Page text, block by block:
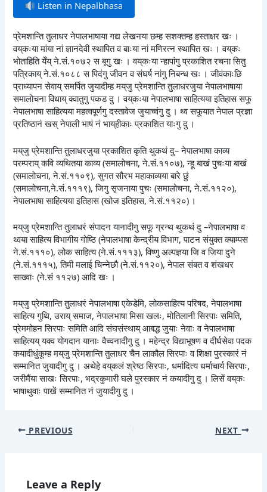
Listen in Nepalbhasa
प्रेमशान्ति तुलाधर नेपालभाषाया गद्य लेखनया छम्ह सशक्तम्ह हस्ताक्षर खः ।
वय्‌कःया मांया नां ज्ञानदेवी स्थापित व बाःया नां मणिरत्न स्थापित खः । वय्‌कः
भोताहिति येँय् ने.सं.१०७२ स बूगु खः । वय्‌कःया न्हापांगु प्रकाशित रचना सितु
पत्रिकाय् ने.सं.१०८८ स पिदंगु जीवन व संघर्ष नांगु निबन्ध खः । जीवंकाःछि
प्राध्यापन सेवाय् समर्पित जुयादीम्ह मय्‌जु प्रेमशान्ति तुलाधरजुया नेपालभाषाया
समालोचना विधाय् क्वातुगु पकड दु । वय्‌कःया नेपालभाषा साहित्यया इतिहास सफू
नेपालभाषा साहित्यया महत्वपूर्णगु दस्तावेज जुयाच्वंगु दु । थ्व सफूयात नेपाल प्रज्ञा
प्रतिष्ठानं खस् नेपाली भाषं नं भाय्‌हीकाः प्रकाशित याःगु दु ।
मय्‌जु प्रेमशान्ति तुलाधरजुया प्रकाशित कृति थुकथं दु– नेपालभाषा काव्य
परम्पराय् कवि व्यथितया काव्य (समालोचना, ने.सं.११०७), न्हू बाखं पुचःया बाखं
(समालोचना, ने.सं.११०९), सुगत सौरभ महाकाव्यया बारे छुं
(समालोचना,ने.सं.१११९), जिगु सृजनाया पुचः (समालोचना, ने.सं.११२०),
नेपालभाषा साहित्यया इतिहास (खोज इतिहास, ने.सं.११२०) ।
मय्‌जु प्रेमशान्ति तुलाधरं संपादन यानादीगु सफू ग्रन्थ थुकथं दु –नेपालभाषा व
थ्वया साहित्य विभागीय गोष्ठि (नेपालभाषा केन्द्रीय विभाग, पाटन संयुक्त क्याम्पस
ने.सं.१११०), लोक साहित्य (ने.सं.१११३), विष्णु अल्पज्ञया जि व जिया दुने
(ने.सं.१११५), तिमी मलाई चिन्नेछौ (ने.सं.११२०), नेपाल संबत व शंखधर
साख्वाः (ने.सं ११२७) आदि खः ।
मय्‌जु प्रेमशान्ति तुलाधरं नेपालभाषा एकेडेमि, लोकसाहित्य परिषद, नेपालभाषा
साहित्य गुथि, उराय् समाज, नेपालभाषा मिसा खलः, मोतिलानी सिरपाः समिति,
प्रेममोहन सिरपाः समिति आदि संघसंस्थाय् आबद्ध जुयाः नेवाः व नेपालभाषा
साहित्यय् यक्व योगदान यानाः वैच्वनादीगु दु । महेन्द्र विद्याभूषण व दीर्घसेवा पदक
कयादीधुंकूम्ह मय्‌जु प्रेमशान्ति तुलाधर चैन लाकौल सिरपाः व शिक्षा पुरस्कारं नं
सम्मानित जुयादीगु दु । अथेहे वय्‌कलं श्रेष्ठ सिरपाः, धर्मादित्य धर्माचार्य सिरपाः,
जरीमैंया साखः सिरपाः, भद्रकुमारी घले पुरस्कार नं कयादीगु दु । लिसें वय्‌कः
भाषाथुवाः पाखें सम्मानित नं जुयादीगु दु ।
PREVIOUS NEXT
Leave a Reply